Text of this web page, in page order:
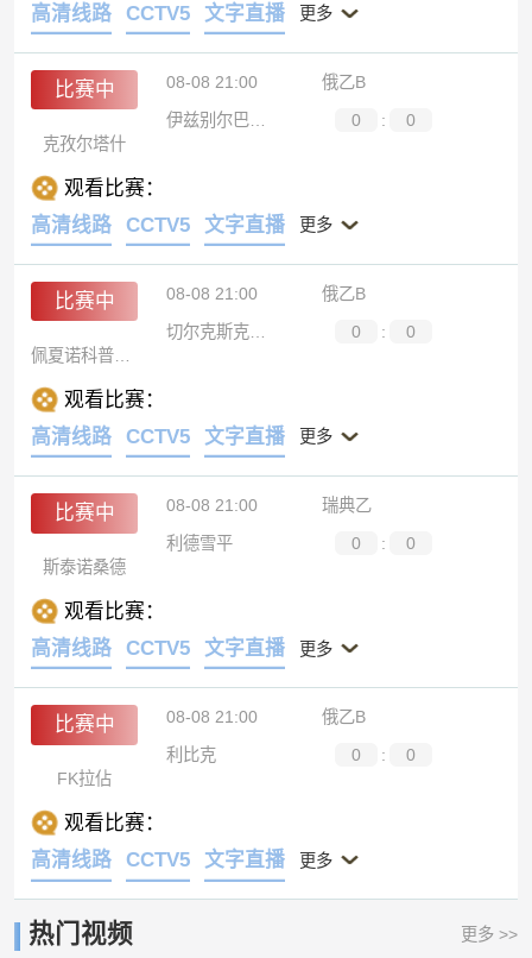
高清线路
CCTV5 文字直播 更多
比赛中 08-08 21:00
俄乙B
伊兹别尔巴什石油工人
0 :
0
克孜尔塔什
观看比赛：
高清线路
CCTV5 文字直播 更多
比赛中 08-08 21:00
俄乙B
切尔克斯克纳尔特
0 :
0
观看比赛：
高清线路
CCTV5 文字直播 更多
比赛中 08-08 21:00
瑞典乙
利德雪平
0 :
0
斯泰诺桑德
观看比赛：
高清线路
CCTV5 文字直播 更多
比赛中 08-08 21:00
俄乙B
利比克
0 :
0
FK拉佔
观看比赛：
高清线路
CCTV5 文字直播 更多
热门视频 更多 >>